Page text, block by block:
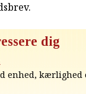
.
dig
enhed, kærlighed